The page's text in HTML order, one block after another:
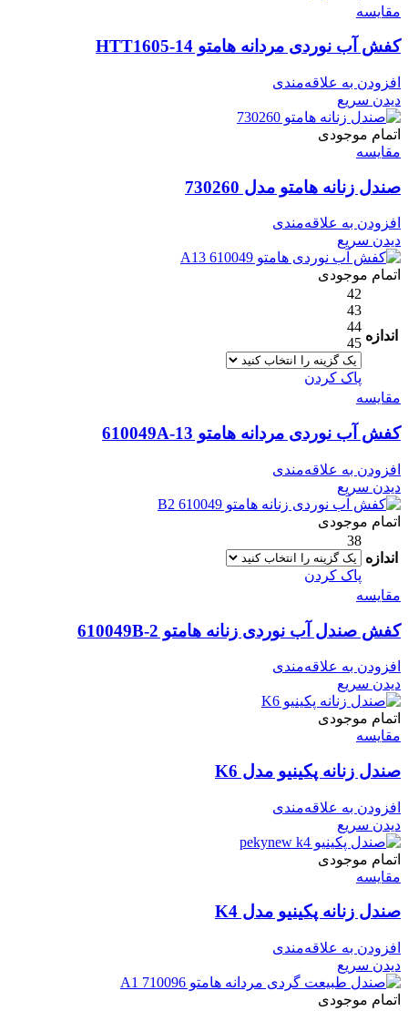
مقایسه
کفش آب نوردی مردانه هامتو HTT1605-14
افزودن به علاقه‌مندی
دیدن سریع
اتمام موجودی
مقایسه
صندل زنانه هامتو مدل 730260
افزودن به علاقه‌مندی
دیدن سریع
اتمام موجودی
اندازه
42
43
44
45
پاک کردن
مقایسه
کفش آب نوردی مردانه هامتو 610049A-13
افزودن به علاقه‌مندی
دیدن سریع
اتمام موجودی
اندازه
38
پاک کردن
مقایسه
کفش صندل آب نوردی زنانه هامتو 610049B-2
افزودن به علاقه‌مندی
دیدن سریع
اتمام موجودی
مقایسه
صندل زنانه پکینیو مدل K6
افزودن به علاقه‌مندی
دیدن سریع
اتمام موجودی
مقایسه
صندل زنانه پکینیو مدل K4
افزودن به علاقه‌مندی
دیدن سریع
اتمام موجودی